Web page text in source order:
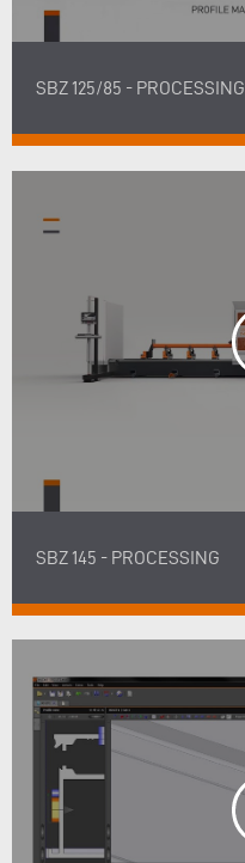
SBZ 125/85 - PROCESSING
SBZ 145 - PROCESSING